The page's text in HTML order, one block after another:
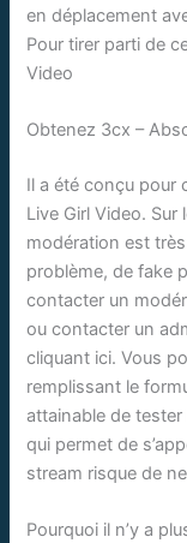
en déplacement
Pour tirer parti de
Video
Obtenez 3cx –
Il a été conçu pour
Live Girl Video.
modération est
problème, de fake
contacter un
ou contacter un
cliquant ici. Vous
remplissant le
attainable de
qui permet de
stream risque de
Pourquoi il n’y a